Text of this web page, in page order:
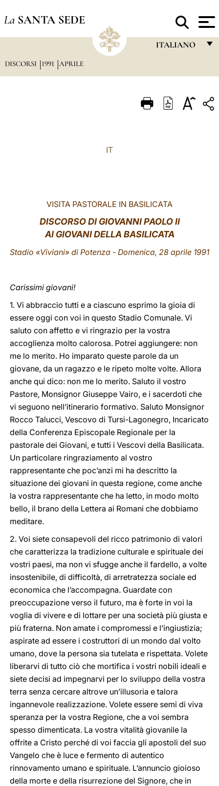
La SANTA SEDE
ITALIANO
ITALIANO
中文
LATINE
DISCORSI 1991 APRILE
IT
VISITA PASTORALE IN BASILICATA
DISCORSO DI GIOVANNI PAOLO II
AI GIOVANI DELLA BASILICATA
Stadio «Viviani» di Potenza - Domenica, 28 aprile 1991
Carissimi giovani!
1. Vi abbraccio tutti e a ciascuno esprimo la gioia di
essere oggi con voi in questo Stadio Comunale. Vi
saluto con affetto e vi ringrazio per la vostra
accoglienza molto calorosa. Potrei aggiungere: non
me lo merito. Ho imparato queste parole da un
giovane, da un ragazzo e le ripeto molte volte. Allora
anche qui dico: non me lo merito. Saluto il vostro
Pastore, Monsignor Giuseppe Vairo, e i sacerdoti che
vi seguono nell’itinerario formativo. Saluto Monsignor
Rocco Talucci, Vescovo di Tursi-Lagonegro, Incaricato
della Conferenza Episcopale Regionale per la
pastorale dei Giovani, e tutti i Vescovi della Basilicata.
Un particolare ringraziamento al vostro
rappresentante che poc’anzi mi ha descritto la
situazione dei giovani in questa regione, come anche
la vostra rappresentante che ha letto, in modo molto
bello, il brano della Lettera ai Romani che dobbiamo
meditare.
2. Voi siete consapevoli del ricco patrimonio di valori
che caratterizza la tradizione culturale e spirituale dei
vostri paesi, ma non vi sfugge anche il fardello, a volte
insostenibile, di difficoltà, di arretratezza sociale ed
economica che l’accompagna. Guardate con
preoccupazione verso il futuro, ma è forte in voi la
voglia di vivere e di lottare per una società più giusta e
più fraterna. Non amate i compromessi e l’ingiustizia;
aspirate ad essere i costruttori di un mondo dal volto
umano, dove la persona sia tutelata e rispettata. Volete
liberarvi di tutto ciò che mortifica i vostri nobili ideali e
siete decisi ad impegnarvi per lo sviluppo della vostra
terra senza cercare altrove un’illusoria e talora
ingannevole realizzazione. Volete essere semi di viva
speranza per la vostra Regione, che a voi sembra
spesso dimenticata. La vostra vitalità giovanile la
offrite a Cristo perché di voi faccia gli apostoli del suo
Vangelo che è luce e fermento di autentico
rinnovamento umano e spirituale. L’annuncio gioioso
della morte e della risurrezione del Signore, che in